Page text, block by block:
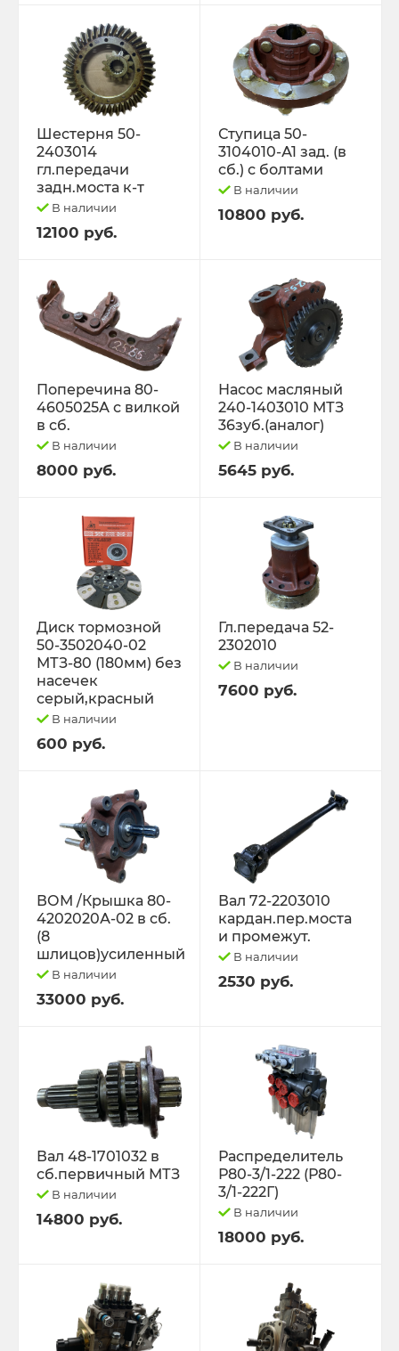
Шестерня 50-
2403014
гл.передачи
задн.моста к-т
В наличии
12100 руб.
Ступица 50-
3104010-А1 зад. (в
сб.) с болтами
В наличии
10800 руб.
Поперечина 80-
4605025А с вилкой
в сб.
В наличии
8000 руб.
Насос масляный
240-1403010 МТЗ
36зуб.(аналог)
В наличии
5645 руб.
Диск тормозной
50-3502040-02
МТЗ-80 (180мм) без
насечек
серый,красный
В наличии
600 руб.
Гл.передача 52-
2302010
В наличии
7600 руб.
ВОМ /Крышка 80-
4202020А-02 в сб.
(8
шлицов)усиленный
В наличии
33000 руб.
Вал 72-2203010
кардан.пер.моста
и промежут.
В наличии
2530 руб.
Вал 48-1701032 в
сб.первичный МТЗ
В наличии
14800 руб.
Распределитель
Р80-3/1-222 (Р80-
3/1-222Г)
В наличии
18000 руб.